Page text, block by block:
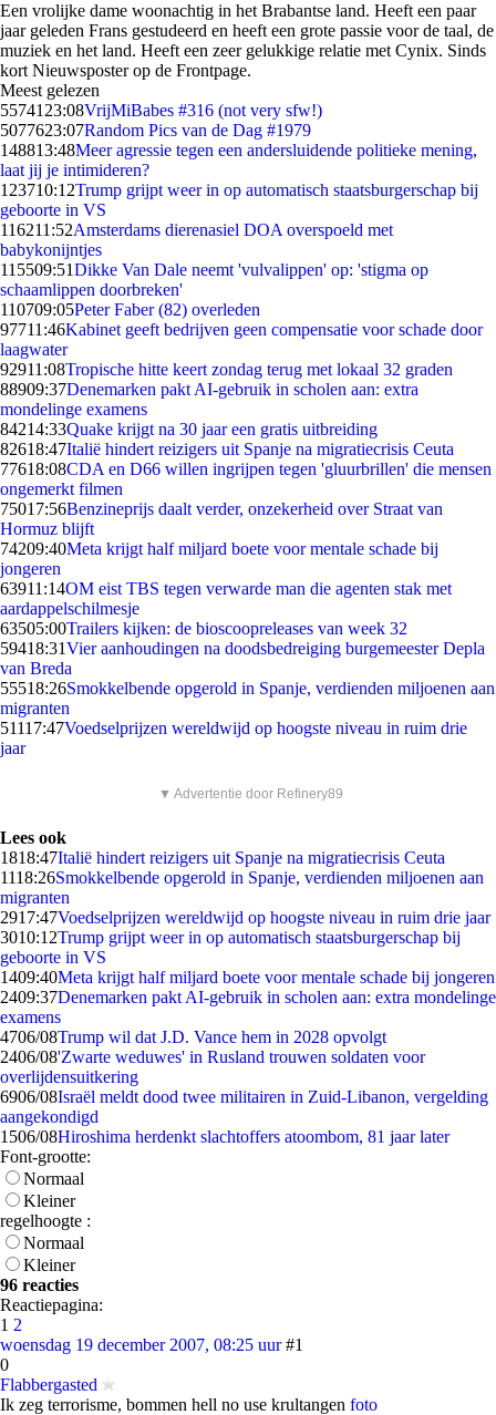
Een vrolijke dame woonachtig in het Brabantse land. Heeft een paar
jaar geleden Frans gestudeerd en heeft een grote passie voor de taal, de
muziek en het land. Heeft een zeer gelukkige relatie met Cynix. Sinds
kort Nieuwsposter op de Frontpage.
Meest gelezen
55741 23:08VrijMiBabes #316 (not very sfw!)
5077623:07Random Pics van de Dag #1979
148813:48Meer agressie tegen een andersluidende politieke mening,
laat jij je intimideren?
123710:12Trump grijpt weer in op automatisch staatsburgerschap bij
geboorte in VS
116211:52Amsterdams dierenasiel DOA overspoeld met
babykonijntjes
115509:51Dikke Van Dale neemt 'vulvalippen' op: 'stigma op
schaamlippen doorbreken'
110709:05Peter Faber (82) overleden
97711:46Kabinet geeft bedrijven geen compensatie voor schade door
laagwater
92911:08Tropische hitte keert zondag terug met lokaal 32 graden
88909:37Denemarken pakt AI-gebruik in scholen aan: extra
mondelinge examens
84214:33Quake krijgt na 30 jaar een gratis uitbreiding
82618:47Italië hindert reizigers uit Spanje na migratiecrisis Ceuta
77618:08CDA en D66 willen ingrijpen tegen 'gluurbrillen' die mensen
ongemerkt filmen
75017:56Benzineprijs daalt verder, onzekerheid over Straat van
Hormuz blijft
74209:40Meta krijgt half miljard boete voor mentale schade bij
jongeren
63911:14OM eist TBS tegen verwarde man die agenten stak met
aardappelschilmesje
63505:00Trailers kijken: de bioscoopreleases van week 32
59418:31Vier aanhoudingen na doodsbedreiging burgemeester Depla
van Breda
55518:26Smokkelbende opgerold in Spanje, verdienden miljoenen aan
migranten
51117:47Voedselprijzen wereldwijd op hoogste niveau in ruim drie
jaar
▼ Advertentie door Refinery89
Lees ook
1818:47Italië hindert reizigers uit Spanje na migratiecrisis Ceuta
1118:26Smokkelbende opgerold in Spanje, verdienden miljoenen aan
migranten
2917:47Voedselprijzen wereldwijd op hoogste niveau in ruim drie jaar
3010:12Trump grijpt weer in op automatisch staatsburgerschap bij
geboorte in VS
1409:40Meta krijgt half miljard boete voor mentale schade bij jongeren
2409:37Denemarken pakt AI-gebruik in scholen aan: extra mondelinge
examens
4706/08Trump wil dat J.D. Vance hem in 2028 opvolgt
2406/08'Zwarte weduwes' in Rusland trouwen soldaten voor
overlijdensuitkering
6906/08Israël meldt dood twee militairen in Zuid-Libanon, vergelding
aangekondigd
1506/08Hiroshima herdenkt slachtoffers atoombom, 81 jaar later
Font-grootte:
Normaal
Kleiner
regelhoogte :
Normaal
Kleiner
96 reacties
Reactiepagina:
1 2
woensdag 19 december 2007, 08:25 uur #1
0
Flabbergasted
Ik zeg terrorisme, bommen hell no use krultangen foto